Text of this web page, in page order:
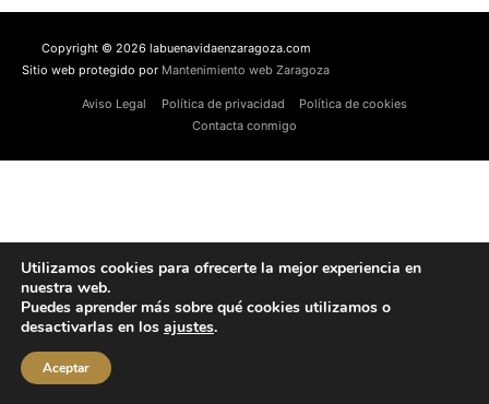
Copyright © 2026 labuenavidaenzaragoza.com
Sitio web protegido por Mantenimiento web Zaragoza
Aviso Legal Política de privacidad
Política de cookies
Contacta conmigo
Utilizamos cookies para ofrecerte la mejor experiencia en
nuestra web.
Puedes aprender más sobre qué cookies utilizamos o
desactivarlas en los ajustes.
Aceptar